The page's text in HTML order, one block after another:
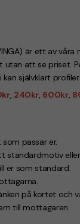
är ett av
utan att se priset.
självklart
, 240kr, 600kr,
passar er.
standardmotiv
er som standard.
på kortet och
till mottagaren.